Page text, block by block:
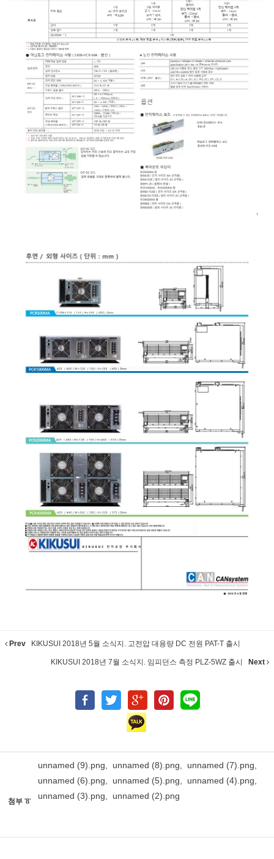
Prev KIKUSUI 2018년 5월 소식지. 고전압 대용량 DC 전원 PAT-T 출시
KIKUSUI 2018년 7월 소식지. 임피던스 측정 PLZ-5WZ 출시 Next
첨부 '8'
unnamed (9).png, unnamed (8).png, unnamed (7).png,
unnamed (6).png, unnamed (5).png, unnamed (4).png,
unnamed (3).png, unnamed (2).png